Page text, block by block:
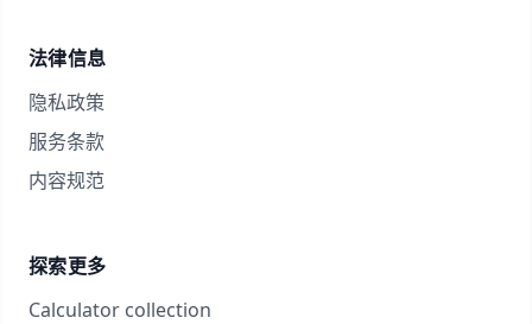
法律信息
隐私政策
服务条款
内容规范
探索更多
Calculator collection